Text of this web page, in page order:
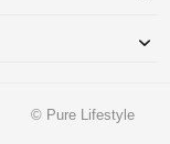
© Pure Lifestyle